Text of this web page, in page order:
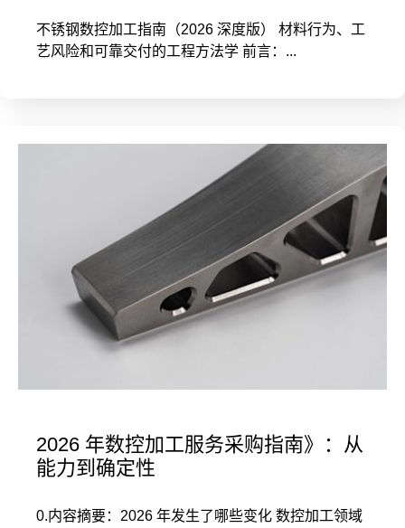
不锈钢数控加工指南（2026 深度版） 材料行为、工
艺风险和可靠交付的工程方法学 前言：...
2026 年数控加工服务采购指南》：从
能力到确定性
0.内容摘要：2026 年发生了哪些变化 数控加工领域